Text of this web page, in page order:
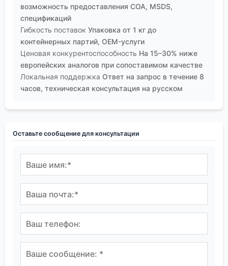
возможность предоставления COA, MSDS,
спецификаций
Гибкость поставок Упаковка от 1 кг до
контейнерных партий, OEM-услуги
Ценовая конкурентоспособность На 15–30% ниже
европейских аналогов при сопоставимом качестве
Локальная поддержка Ответ на запрос в течение 8
часов, техническая консультация на русском
Оставьте сообщение для консультации